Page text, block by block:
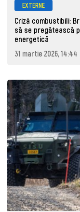
EXTERNE
Criză combustibili:
să se pregătească
energetică
31 martie 2026, 14:44